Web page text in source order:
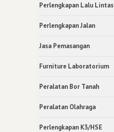
Perlengkapan Lalu Lintas
Perlengkapan Jalan
Jasa Pemasangan
Furniture Laboratorium
Peralatan Bor Tanah
Peralatan Olahraga
Perlengkapan K3/HSE